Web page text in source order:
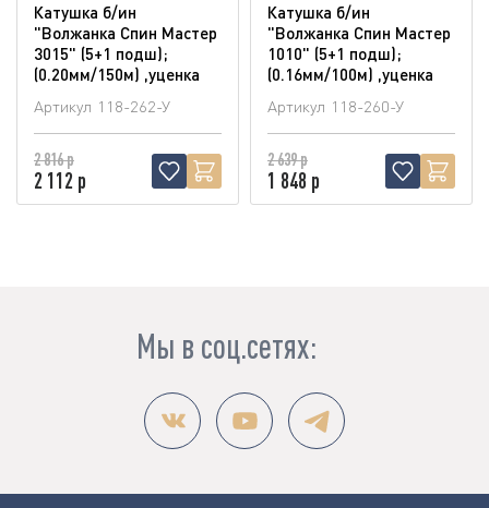
Катушка б/ин
"Волжанка Спин Мастер
3015" (5+1 подш);
(0.20мм/150м) ,уценка
Артикул 118-262-У
2 816 р
2 112 р
Катушка б/ин
"Волжанка Спин Мастер
1010" (5+1 подш);
(0.16мм/100м) ,уценка
Артикул 118-260-У
2 639 р
1 848 р
Мы в соц.сетях: